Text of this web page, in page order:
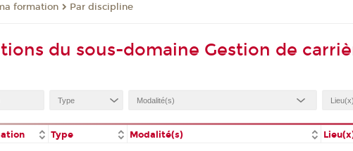
formation Par discipline
du sous-domaine Gestion de
Type Modalité(s)